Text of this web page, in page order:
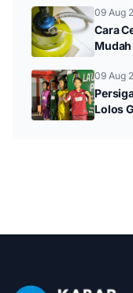
09 Aug
Cara
09 Aug
Lolos